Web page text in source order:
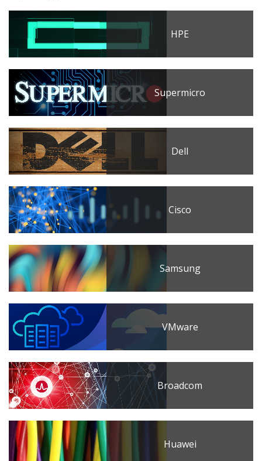
HPE
Supermicro
Dell
Cisco
Samsung
VMware
Broadcom
Huawei